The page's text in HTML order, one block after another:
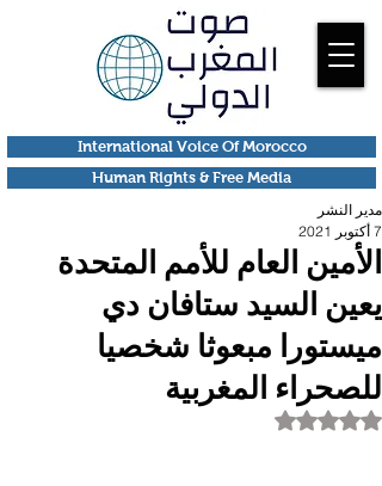
Human Rights & Free Media
International Voice Of Morocco
الأمين العام للأمم المتحدة
يعين السيد ستافان دي
ميستورا مبعوثا شخصيا
للصحراء المغربية
مدير النشر
7 أكتوبر 2021
تم التقييم بـ ليس رقمًا من أصل 5 نجوم.